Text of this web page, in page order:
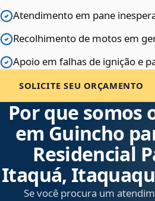
Atendimento em pane
Recolhimento de motos em
Apoio em falhas de ignição e
SOLICITE SEU ORÇAMENTO
Por que somos
em Guincho
Residencial
Itaquá,
Se você procura um